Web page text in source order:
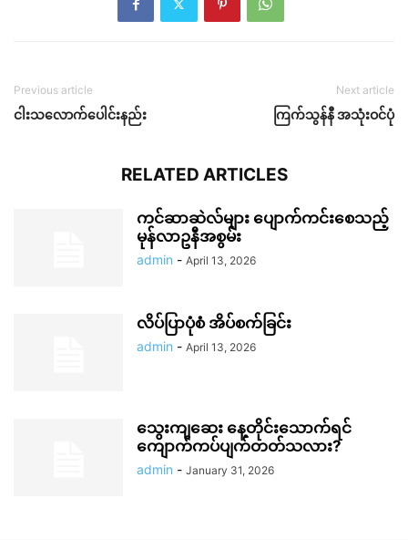
Previous article
ငါးသလောက်ပေါင်းနည်း
Next article
ကြက်သွန်နီ အသုံးဝင်ပုံ
RELATED ARTICLES
ကင်ဆာဆဲလ်များ ပျောက်ကင်းစေသည့်
မုန်လာဥနီအစွမ်း
admin - April 13, 2026
လိပ်ပြာပုံစံ အိပ်စက်ခြင်း
admin - April 13, 2026
သွေးကျဆေး နေ့တိုင်းသောက်ရင်
ကျောက်ကပ်ပျက်တတ်သလား?
admin - January 31, 2026